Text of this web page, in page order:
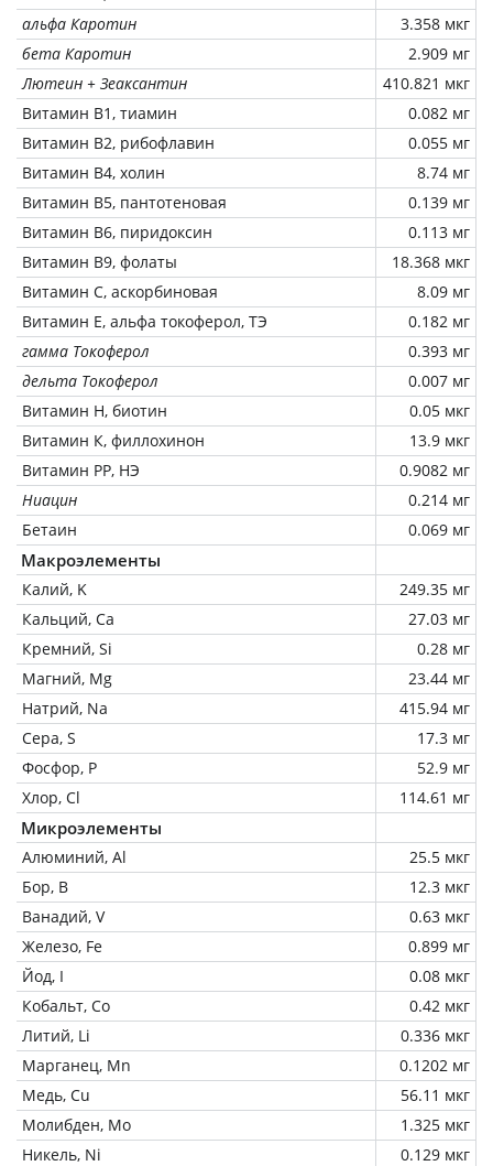
альфа Каротин
3.358 мкг
бета Каротин
2.909 мг
Лютеин + Зеаксантин
410.821 мкг
Витамин В1, тиамин
0.082 мг
Витамин В2, рибофлавин
0.055 мг
Витамин В4, холин
8.74 мг
Витамин В5, пантотеновая
0.139 мг
Витамин В6, пиридоксин
0.113 мг
Витамин В9, фолаты
18.368 мкг
Витамин C, аскорбиновая
8.09 мг
Витамин Е, альфа токоферол, ТЭ
0.182 мг
гамма Токоферол
0.393 мг
дельта Токоферол
0.007 мг
Витамин Н, биотин
0.05 мкг
Витамин К, филлохинон
13.9 мкг
Витамин РР, НЭ
0.9082 мг
Ниацин
0.214 мг
Бетаин
0.069 мг
Макроэлементы
Калий, K
249.35 мг
Кальций, Ca
27.03 мг
Кремний, Si
0.28 мг
Магний, Mg
23.44 мг
Натрий, Na
415.94 мг
Сера, S
17.3 мг
Фосфор, P
52.9 мг
Хлор, Cl
114.61 мг
Микроэлементы
Алюминий, Al
25.5 мкг
Бор, B
12.3 мкг
Ванадий, V
0.63 мкг
Железо, Fe
0.899 мг
Йод, I
0.08 мкг
Кобальт, Co
0.42 мкг
Литий, Li
0.336 мкг
Марганец, Mn
0.1202 мг
Медь, Cu
56.11 мкг
Молибден, Mo
1.325 мкг
Никель, Ni
0.129 мкг